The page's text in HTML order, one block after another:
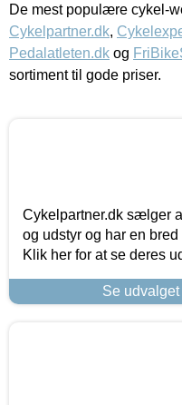
De mest populære cykel-
Cykelpartner.dk,
Pedalatleten.dk og
sortiment til gode priser.
Cykelpartner.dk sælger
og udstyr og har en
Klik her for at se deres
Se